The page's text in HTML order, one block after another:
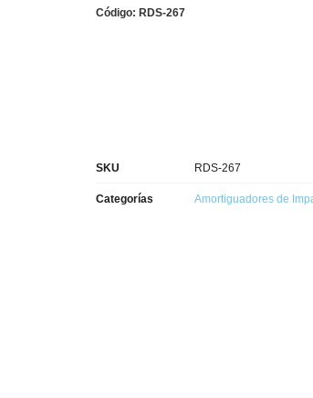
Código: RDS-267
SKU RDS-267
Categorías Amortiguadores de